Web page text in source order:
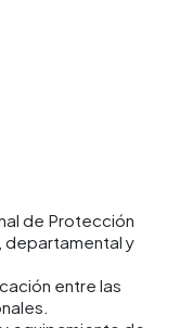
de Protección
departamental y
entre las